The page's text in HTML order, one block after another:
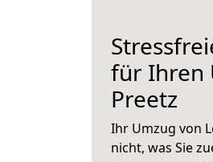
für Ihren
Preetz
Ihr Umzug von
nicht, was Sie